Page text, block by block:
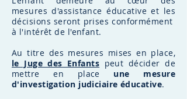
mesures d'assistance éducative et les
décisions seront prises conformément
à l'intérêt de l'enfant.
Au titre des mesures mises en place,
le Juge des Enfants peut décider de
mettre en place une mesure
d'investigation judiciaire éducative.